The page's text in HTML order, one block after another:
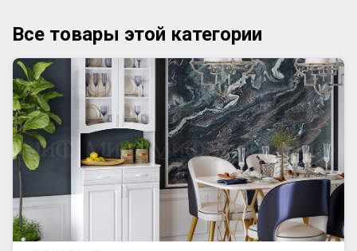
Все товары этой категории